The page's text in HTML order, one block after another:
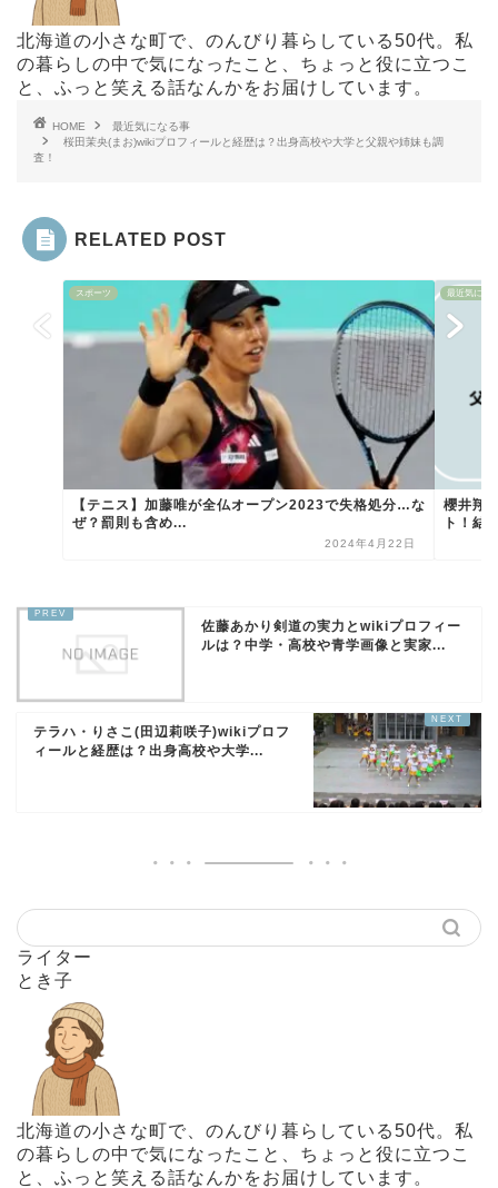
北海道の小さな町で、のんびり暮らしている50代。私
の暮らしの中で気になったこと、ちょっと役に立つこ
と、ふっと笑える話なんかをお届けしています。
HOME
最近気になる事
桜田茉央(まお)wikiプロフィールと経歴は？出身高校や大学と父親や姉妹も調
査！
RELATED POST
スポーツ
【テニス】加藤唯が全仏オープン2023で失格処分…な
ぜ？罰則も含め...
2024年4月22日
最近気にな
櫻井翔
ト！結
佐藤あかり剣道の実力とwikiプロフィー
ルは？中学・高校や青学画像と実家...
テラハ・りさこ(田辺莉咲子)wikiプロフ
ィールと経歴は？出身高校や大学...
ライター
とき子
北海道の小さな町で、のんびり暮らしている50代。私
の暮らしの中で気になったこと、ちょっと役に立つこ
と、ふっと笑える話なんかをお届けしています。